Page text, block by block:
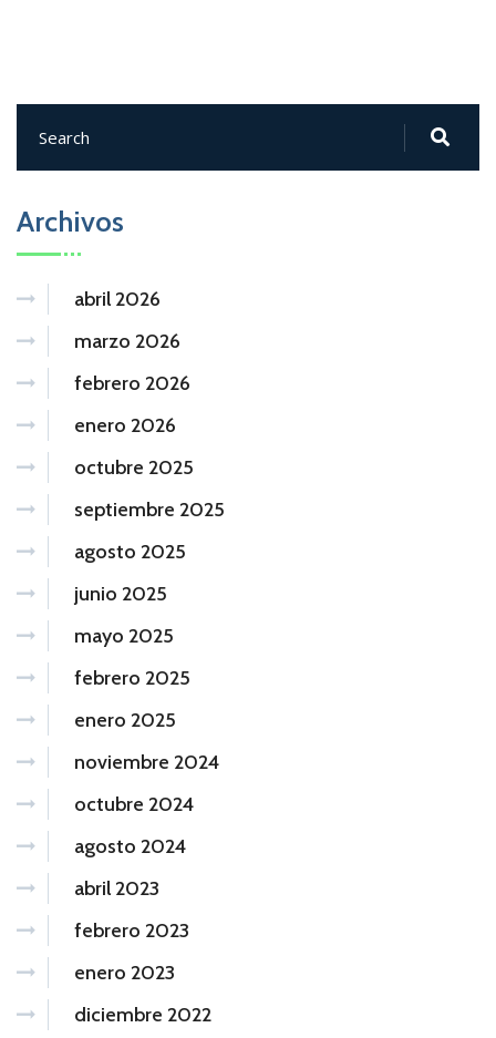
Archivos
abril 2026
marzo 2026
febrero 2026
enero 2026
octubre 2025
septiembre 2025
agosto 2025
junio 2025
mayo 2025
febrero 2025
enero 2025
noviembre 2024
octubre 2024
agosto 2024
abril 2023
febrero 2023
enero 2023
diciembre 2022